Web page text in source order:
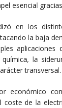
esencial
en los
la baja
la
transversal.
económico
coste de la